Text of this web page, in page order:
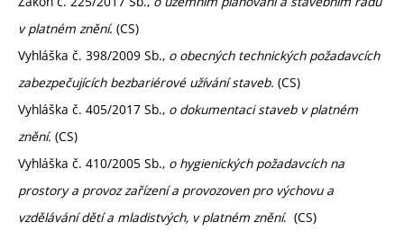
v platném znění. (CS)
Vyhláška č. 398/2009 Sb., o obecných technických požadavcích
zabezpečujících bezbariérové užívání staveb. (CS)
Vyhláška č. 405/2017 Sb., o dokumentaci staveb v platném
znění. (CS)
Vyhláška č. 410/2005 Sb., o hygienických požadavcích na
prostory a provoz zařízení a provozoven pro výchovu a
vzdělávání dětí a mladistvých, v platném znění. (CS)